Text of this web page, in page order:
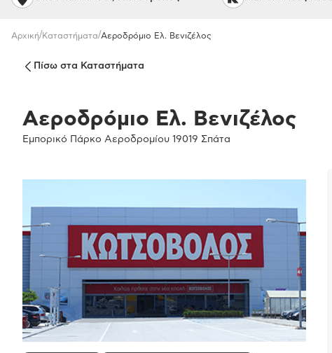
Αρχική/Καταστήματα/Αεροδρόμιο Ελ. Βενιζέλος
Πίσω στα Καταστήματα
Αεροδρόμιο Ελ. Βενιζέλος
Εμπορικό Πάρκο Αεροδρομίου 19019 Σπάτα